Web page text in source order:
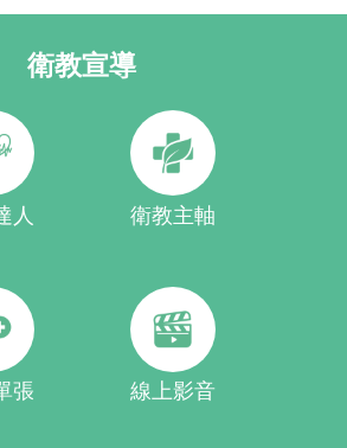
衛教宣導
人 衛教主軸
張 線上影音